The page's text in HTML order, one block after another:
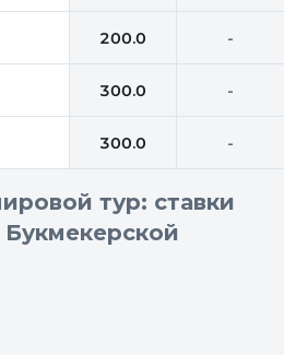
200.0 -
300.0 -
300.0 -
тур: ставки